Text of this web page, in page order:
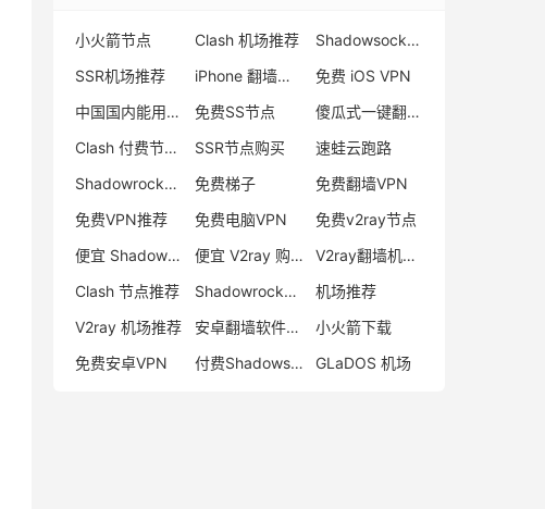
小火箭节点 Clash 机场推荐
Shadowsocks 付费节点
SSR机场推荐
iPhone 翻墙代理软件
免费 iOS VPN
中国国内能用的翻墙VPN推荐
免费SS节点
傻瓜式一键翻墙VPN客户端
Clash 付费节点购买
SSR节点购买
速蛙云跑路
Shadowrocket 地址
免费梯子
免费翻墙VPN
免费VPN推荐
免费电脑VPN
免费v2ray节点
便宜 Shadowsocks 购买
便宜 V2ray 购买
V2ray翻墙机场推荐
Clash 节点推荐
Shadowrocket 付费节点
机场推荐
V2ray 机场推荐
安卓翻墙软件下载
小火箭下载
免费安卓VPN
付费Shadowsocks推荐 GLaDOS 机场